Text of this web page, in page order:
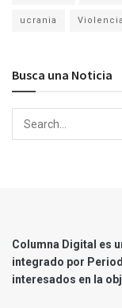
ucrania Violencia
Busca una Noticia
Columna Digital es
integrado por
interesados en la